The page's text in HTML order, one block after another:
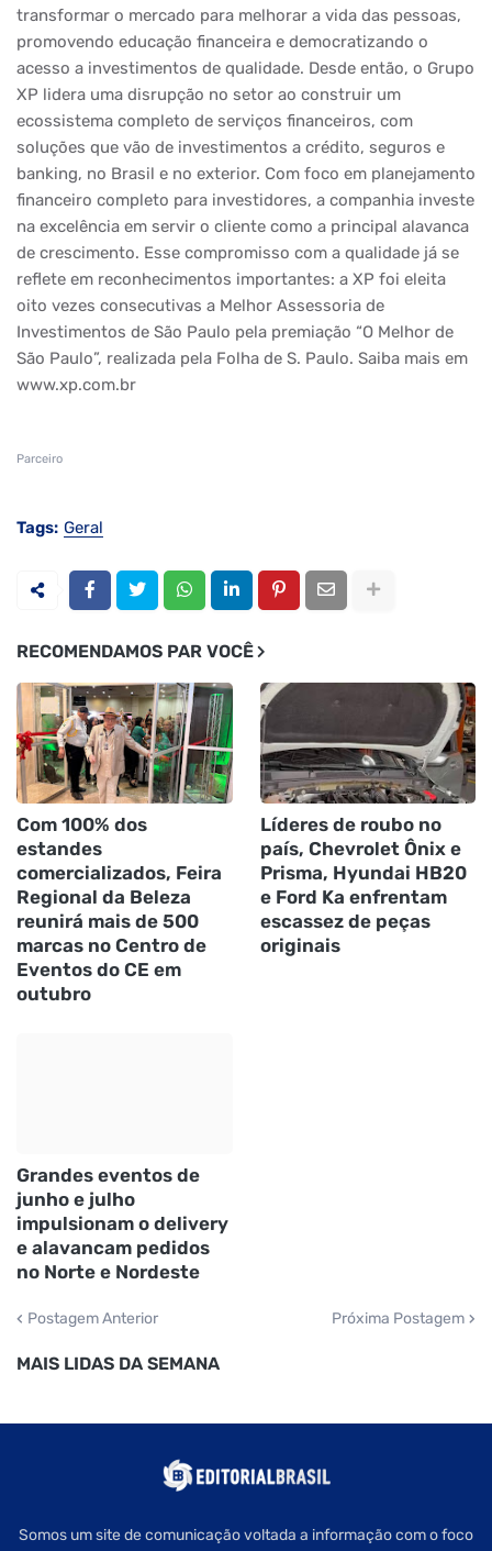
transformar o mercado para melhorar a vida das pessoas,
promovendo educação financeira e democratizando o
acesso a investimentos de qualidade. Desde então, o Grupo
XP lidera uma disrupção no setor ao construir um
ecossistema completo de serviços financeiros, com
soluções que vão de investimentos a crédito, seguros e
banking, no Brasil e no exterior. Com foco em planejamento
financeiro completo para investidores, a companhia investe
na excelência em servir o cliente como a principal alavanca
de crescimento. Esse compromisso com a qualidade já se
reflete em reconhecimentos importantes: a XP foi eleita
oito vezes consecutivas a Melhor Assessoria de
Investimentos de São Paulo pela premiação “O Melhor de
São Paulo”, realizada pela Folha de S. Paulo. Saiba mais em
www.xp.com.br
Parceiro
Tags: Geral
RECOMENDAMOS PAR VOCÊ
Com 100% dos
estandes
comercializados, Feira
Regional da Beleza
reunirá mais de 500
marcas no Centro de
Eventos do CE em
outubro
Líderes de roubo no
país, Chevrolet Ônix e
Prisma, Hyundai HB20
e Ford Ka enfrentam
escassez de peças
originais
Grandes eventos de
junho e julho
impulsionam o delivery
e alavancam pedidos
no Norte e Nordeste
Postagem Anterior Próxima Postagem
MAIS LIDAS DA SEMANA
Somos um site de comunicação voltada a informação com o foco